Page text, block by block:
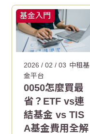
基金入門
2026 / 02 / 03 中租基
金平台
0050怎麼買最
省？ETF vs連
結基金 vs TIS
A基金費用全解